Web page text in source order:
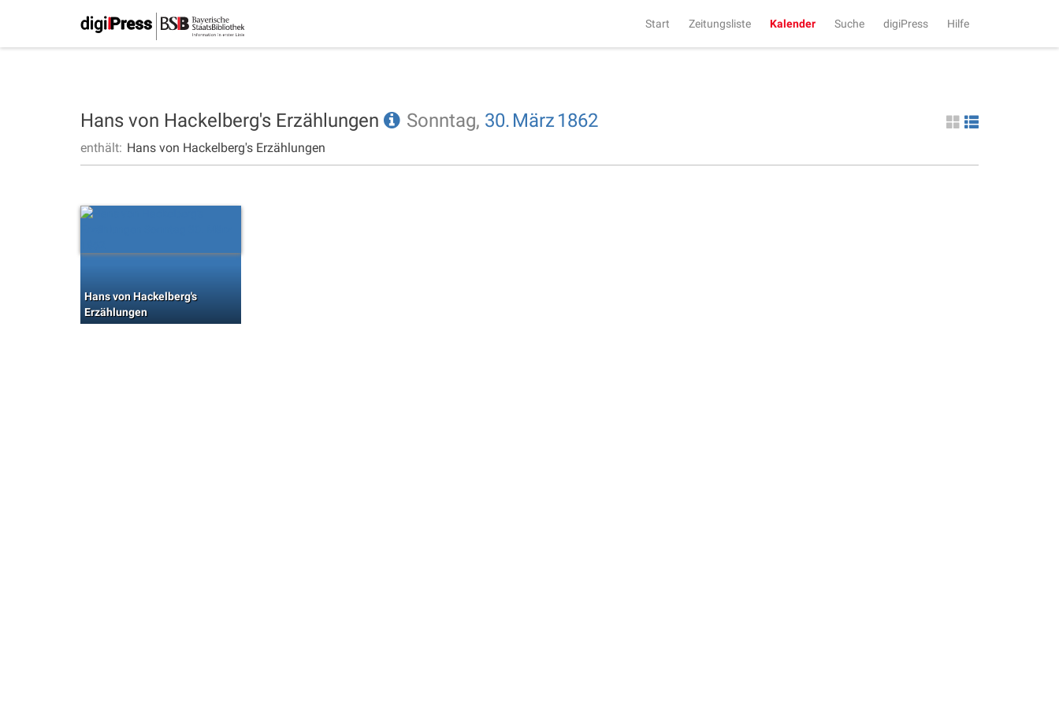
Start Zeitungsliste Kalender Suche digiPress Hilfe
Hans von Hackelberg's Erzählungen Sonntag, 30. März 1862
enthält: Hans von Hackelberg's Erzählungen
Hans von Hackelberg's
Erzählungen